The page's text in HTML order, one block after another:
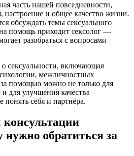
часть нашей повседневности,
и общее качество жизни.
обсуждать темы сексуального
помощь приходит сексолог —
разобраться с вопросами
сексуальности, включающая
межличностных
помощью можно не только для
для улучшения качества
себя и партнёра.
нужно обратиться за